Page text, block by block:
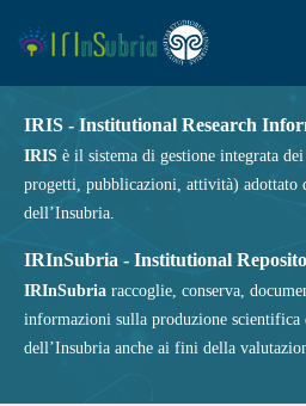
IRIS - Institutional Research
IRIS è il sistema di gestione integrata
progetti, pubblicazioni, attività) adottato
dell’Insubria.
IRInSubria - Institutional
IRInSubria raccoglie, conserva,
informazioni sulla produzione
dell’Insubria anche ai fini della